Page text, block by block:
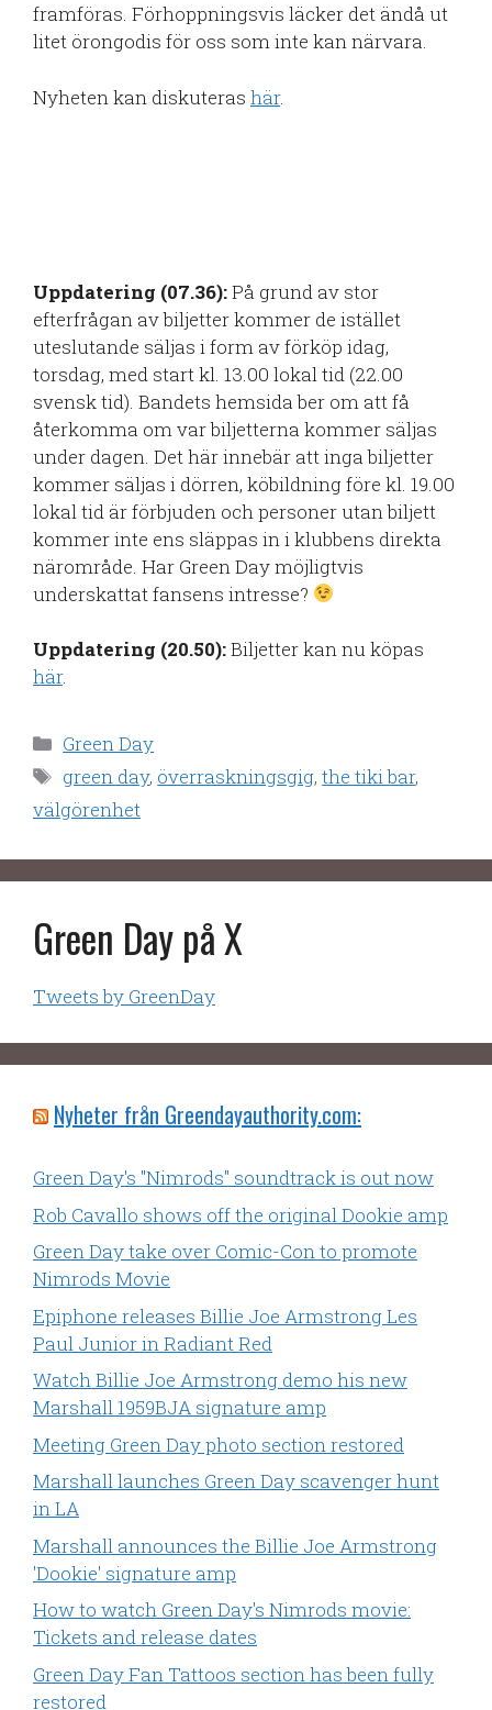
framföras. Förhoppningsvis läcker det ändå ut
litet örongodis för oss som inte kan närvara.
Nyheten kan diskuteras här.
Uppdatering (07.36):På grund av stor
efterfrågan av biljetter kommer de istället
uteslutande säljas i form av förköp idag,
torsdag, med start kl. 13.00 lokal tid (22.00
svensk tid). Bandets hemsida ber om att få
återkomma om var biljetterna kommer säljas
under dagen. Det här innebär att inga biljetter
kommer säljas i dörren, köbildning före kl. 19.00
lokal tid är förbjuden och personer utan biljett
kommer inte ens släppas in i klubbens direkta
närområde. Har Green Day möjligtvis
underskattat fansens intresse?
Uppdatering (20.50):Biljetter kan nu köpas
här.
Kategorier
Green Day
Etiketter
green day, överraskningsgig,the tiki bar,
välgörenhet
Green Day på X
Tweets by GreenDay
Nyheter från Greendayauthority.com:
Green Day's "Nimrods" soundtrack is out now
Rob Cavallo shows off the original Dookie amp
Green Day take over Comic-Con to promote
Nimrods Movie
Epiphone releases Billie Joe Armstrong Les
Paul Junior in Radiant Red
Watch Billie Joe Armstrong demo his new
Marshall 1959BJA signature amp
Meeting Green Day photo section restored
Marshall launches Green Day scavenger hunt
in LA
Marshall announces the Billie Joe Armstrong
'Dookie' signature amp
How to watch Green Day's Nimrods movie:
Tickets and release dates
Green Day Fan Tattoos section has been fully
restored